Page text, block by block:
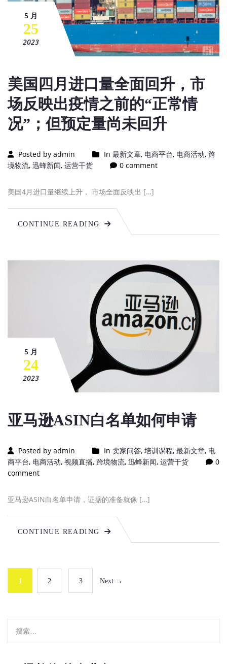
5 月
25
2023
美国四月进口量全面回升，市
场反映出疫情之前的“正常情
况”；但预定量尚未回升
Posted by admin In 最新文章, 电商平台, 电商活动, 跨
境物流, 迅蜂新闻, 运营干货 0 comment
美国4月进口量继续上升， 市场全面反映出 […]
CONTINUE READING
5 月
24
2023
亚马逊ASIN白名单如何申请
Posted by admin In 卖家问答, 培训课程, 最新文章, 电
商平台, 电商活动, 视频直播, 跨境物流, 迅蜂新闻, 运营干货
0
comment
亚马逊ASIN白名单申请，证据的准备就像 […]
CONTINUE READING
1 2 3 Next →